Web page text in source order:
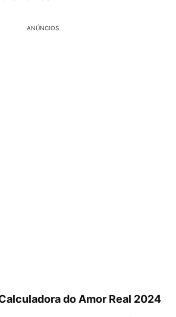
ANÚNCIOS
do Amor Real 2024